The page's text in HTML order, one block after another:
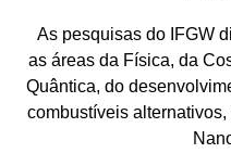
As pesquisas do IFGW
as áreas da Física, da
Quântica, do
combustíveis